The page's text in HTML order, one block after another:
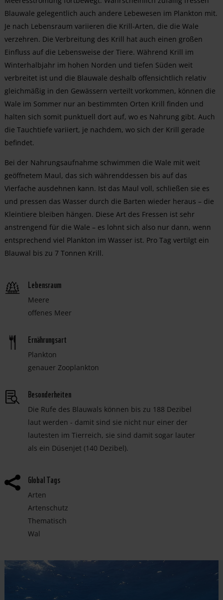
Blauwale gelegentlich auch andere Lebewesen im Plankton mit.
Je nach Lebensraum variieren die Krill-Arten, die die Wale
verzehren. Die Verbreitung des Krill hat auch einen großen
Einfluss auf die Lebensweise der Tiere. Während Krill im
Winterhalbjahr im hohen Norden und tiefen Süden weit
verbreitet ist und die Blauwale deshalb offensichtlich relativ
gleichmäßig in den Gewässern verteilt vorkommen, können die
Wale im Sommer nur an bestimmten Orten Krill finden und
halten sich somit punktuell dort auf, wo es Nahrung gibt. Auch
die Tauchtiefe variiert, je nachdem, wo sich der Krill gerade
befindet.
Bei der Nahrungsaufnahme schwimmen die Wale mit weit
geöffnetem Maul, das sich währenddessen bis auf das
Vierfache ausdehnen kann. Ist das Maul voll, schließen sie es
und pressen das Wasser durch die Barten wieder heraus – die
Kleintiere bleiben hängen. Diese Art des Fressen ist sehr
anstrengend für die Wale – es lohnt sich also nur dann, wenn
entsprechend viel Plankton im Wasser ist. Pro Tag vertilgt ein
Blauwal bis zu 7 Tonnen Krill.
Lebensraum
Meere
offenes Meer
Ernährungsart
Plankton
genauer Zooplankton
Besonderheiten
Die Rufe des Blauwals können bis zu 188 Dezibel
laut werden - damit sind sie nicht nur einer der
lautesten im Tierreich, sie sind damit sogar lauter
als ein Düsenjet (140 Dezibel).
 Global Tags
Arten
Artenschutz
Thematisch
Wal